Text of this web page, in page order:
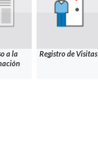
a la
Registro de Visitas